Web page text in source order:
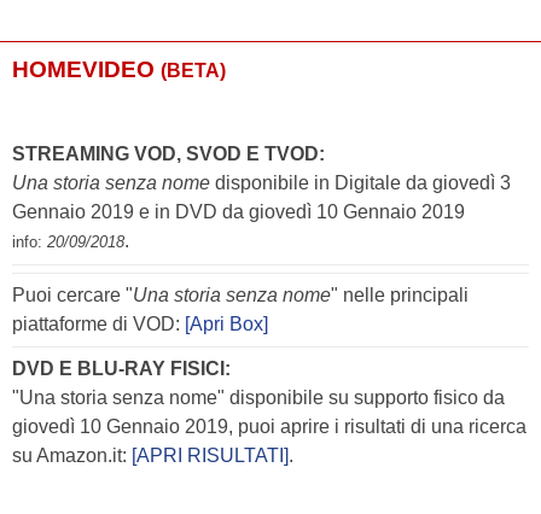
HOMEVIDEO (BETA)
STREAMING VOD, SVOD E TVOD:
Una storia senza nome disponibile in Digitale da giovedì 3
Gennaio 2019 e in DVD da giovedì 10 Gennaio 2019
info: 20/09/2018.
Puoi cercare "Una storia senza nome" nelle principali
piattaforme di VOD: [Apri Box]
DVD E BLU-RAY FISICI:
"Una storia senza nome" disponibile su supporto fisico da
giovedì 10 Gennaio 2019, puoi aprire i risultati di una ricerca
su Amazon.it: [APRI RISULTATI].